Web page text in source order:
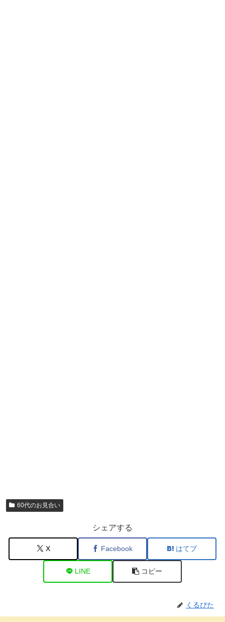
60代のお見合い
シェアする
X Facebook はてブ
LINE コピー
くるぴた